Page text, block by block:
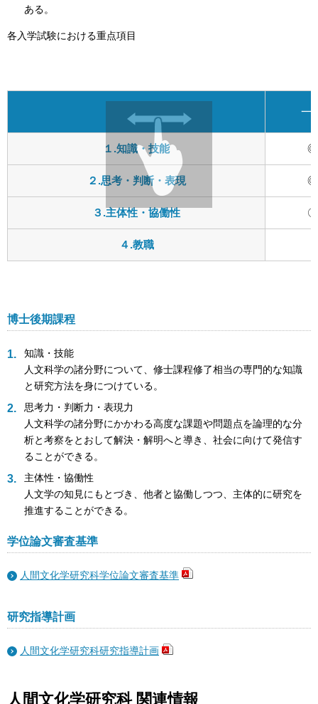
ある。
各入学試験における重点項目
一
１.知識・技能 ◎
２.思考・判断・表現 ◎
３.主体性・協働性 〇
４.教職
博士後期課程
知識・技能
人文科学の諸分野について、修士課程修了相当の専門的な知識
と研究方法を身につけている。
思考力・判断力・表現力
人文科学の諸分野にかかわる高度な課題や問題点を論理的な分
析と考察をとおして解決・解明へと導き、社会に向けて発信す
ることができる。
主体性・協働性
人文学の知見にもとづき、他者と協働しつつ、主体的に研究を
推進することができる。
学位論文審査基準
人間文化学研究科学位論文審査基準
研究指導計画
人間文化学研究科研究指導計画
人間文化学研究科 関連情報